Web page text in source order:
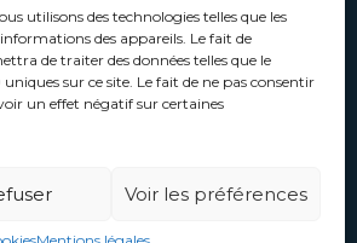
utilisons des technologies telles que les
des appareils. Le fait de
de traiter des données telles que le
sur ce site. Le fait de ne pas consentir
un effet négatif sur certaines
Voir les préférences